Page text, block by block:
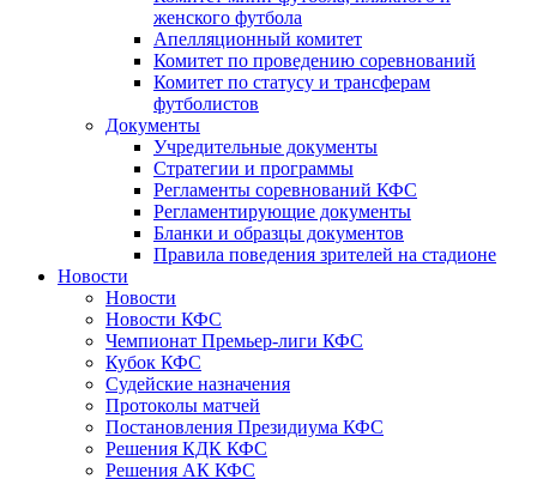
женского футбола
Апелляционный комитет
Комитет по проведению соревнований
Комитет по статусу и трансферам
футболистов
Документы
Учредительные документы
Стратегии и программы
Регламенты соревнований КФС
Регламентирующие документы
Бланки и образцы документов
Правила поведения зрителей на стадионе
Новости
Новости
Новости КФС
Чемпионат Премьер-лиги КФС
Кубок КФС
Судейские назначения
Протоколы матчей
Постановления Президиума КФС
Решения КДК КФС
Решения АК КФС